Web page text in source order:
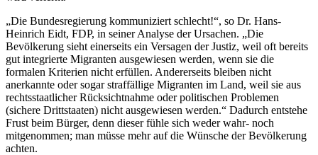
„Die Bundesregierung kommuniziert schlecht!“, so Dr. Hans-
Heinrich Eidt, FDP, in seiner Analyse der Ursachen. „Die
Bevölkerung sieht einerseits ein Versagen der Justiz, weil oft bereits
gut integrierte Migranten ausgewiesen werden, wenn sie die
formalen Kriterien nicht erfüllen. Andererseits bleiben nicht
anerkannte oder sogar straffällige Migranten im Land, weil sie aus
rechtsstaatlicher Rücksichtnahme oder politischen Problemen
(sichere Drittstaaten) nicht ausgewiesen werden.“ Dadurch entstehe
Frust beim Bürger, denn dieser fühle sich weder wahr- noch
mitgenommen; man müsse mehr auf die Wünsche der Bevölkerung
achten.